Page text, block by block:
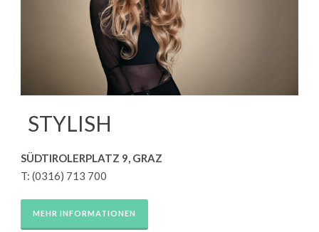
STYLISH
SÜDTIROLERPLATZ 9, GRAZ
T: (0316) 713 700
MEHR INFORMATIONEN